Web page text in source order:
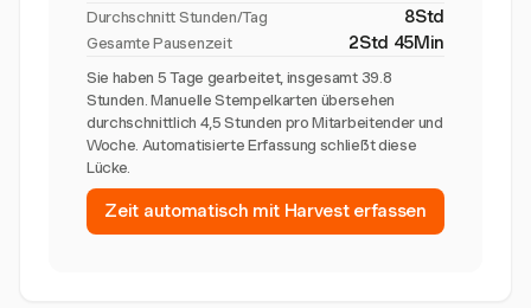
Durchschnitt Stunden/Tag 8Std
Gesamte Pausenzeit 2Std 45Min
Sie haben 5 Tage gearbeitet, insgesamt 39.8
Stunden. Manuelle Stempelkarten übersehen
durchschnittlich 4,5 Stunden pro Mitarbeitender und
Woche. Automatisierte Erfassung schließt diese
Lücke.
Zeit automatisch mit Harvest erfassen